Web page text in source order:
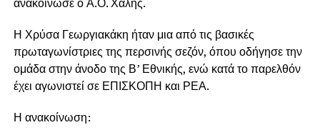
ανακοίνωσε ο Α.Ο. Χάλης.
Η Χρύσα Γεωργιακάκη ήταν μια από τις βασικές
πρωταγωνίστριες της περσινής σεζόν, όπου οδήγησε την
ομάδα στην άνοδο της Β’ Εθνικής, ενώ κατά το παρελθόν
έχει αγωνιστεί σε ΕΠΙΣΚΟΠΗ και ΡΕΑ.
Η ανακοίνωση: